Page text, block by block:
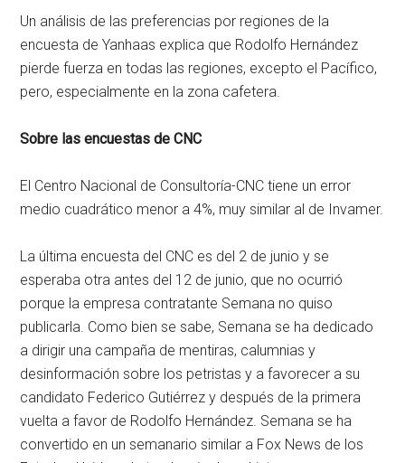
Un análisis de las preferencias por regiones de la
encuesta de Yanhaas explica que Rodolfo Hernández
pierde fuerza en todas las regiones, excepto el Pacífico,
pero, especialmente en la zona cafetera.
Sobre las encuestas de CNC
El Centro Nacional de Consultoría-CNC tiene un error
medio cuadrático menor a 4%, muy similar al de Invamer.
La última encuesta del CNC es del 2 de junio y se
esperaba otra antes del 12 de junio, que no ocurrió
porque la empresa contratante Semana no quiso
publicarla. Como bien se sabe, Semana se ha dedicado
a dirigir una campaña de mentiras, calumnias y
desinformación sobre los petristas y a favorecer a su
candidato Federico Gutiérrez y después de la primera
vuelta a favor de Rodolfo Hernández. Semana se ha
convertido en un semanario similar a Fox News de los